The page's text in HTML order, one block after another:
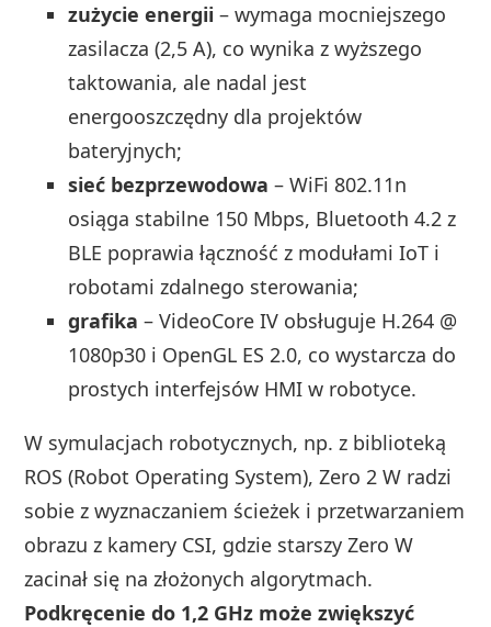
zużycie energii – wymaga mocniejszego
zasilacza (2,5 A), co wynika z wyższego
taktowania, ale nadal jest
energooszczędny dla projektów
bateryjnych;
sieć bezprzewodowa – WiFi 802.11n
osiąga stabilne 150 Mbps, Bluetooth 4.2 z
BLE poprawia łączność z modułami IoT i
robotami zdalnego sterowania;
grafika – VideoCore IV obsługuje H.264 @
1080p30 i OpenGL ES 2.0, co wystarcza do
prostych interfejsów HMI w robotyce.
W symulacjach robotycznych, np. z biblioteką
ROS (Robot Operating System), Zero 2 W radzi
sobie z wyznaczaniem ścieżek i przetwarzaniem
obrazu z kamery CSI, gdzie starszy Zero W
zacinał się na złożonych algorytmach.
Podkręcenie do 1,2 GHz może zwiększyć